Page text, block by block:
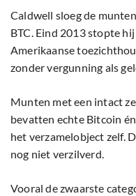
Caldwell sloeg de
BTC. Eind 2013 stopte
Amerikaanse
zonder vergunning als
Munten met een intact
bevatten echte Bitcoin
het verzamelobject zelf.
nog niet verzilverd.
Vooral de zwaarste